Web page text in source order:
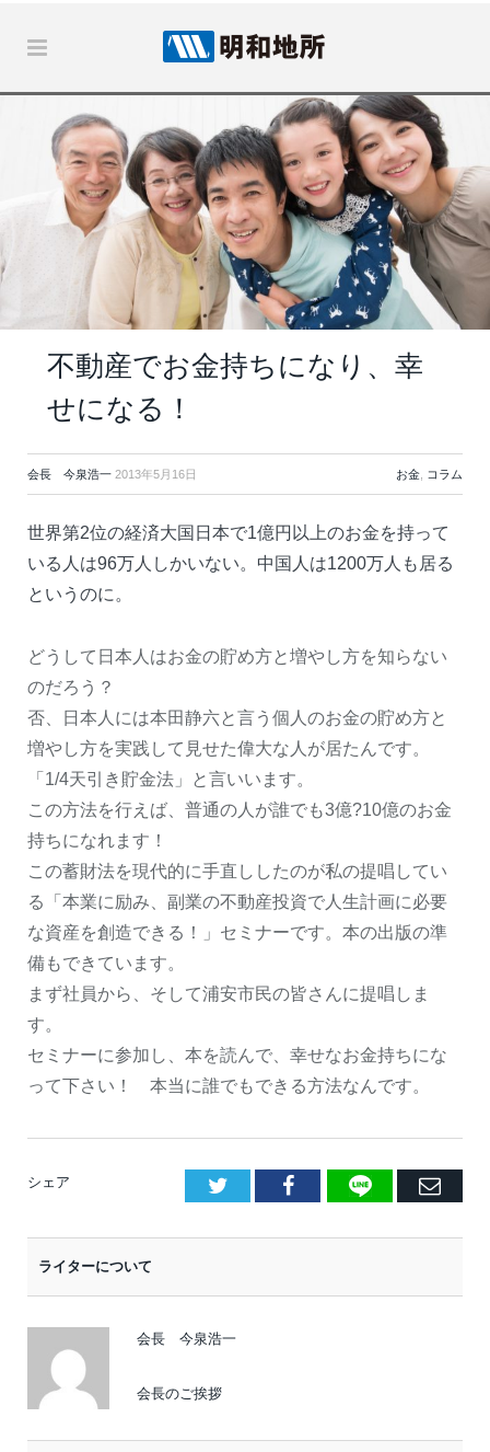
不動産でお金持ちになり、幸
せになる！
会長 今泉浩一 2013年5月16日 お金, コラム
世界第2位の経済大国日本で1億円以上のお金を持って
いる人は96万人しかいない。中国人は1200万人も居る
というのに。
どうして日本人はお金の貯め方と増やし方を知らない
のだろう？
否、日本人には本田静六と言う個人のお金の貯め方と
増やし方を実践して見せた偉大な人が居たんです。
「1/4天引き貯金法」と言いいます。
この方法を行えば、普通の人が誰でも3億?10億のお金
持ちになれます！
この蓄財法を現代的に手直ししたのが私の提唱してい
る「本業に励み、副業の不動産投資で人生計画に必要
な資産を創造できる！」セミナーです。本の出版の準
備もできています。
まず社員から、そして浦安市民の皆さんに提唱しま
す。
セミナーに参加し、本を読んで、幸せなお金持ちにな
って下さい！ 本当に誰でもできる方法なんです。
シェア Facebook
LINE
E
ライターについて
会長 今泉浩一
会長のご挨拶